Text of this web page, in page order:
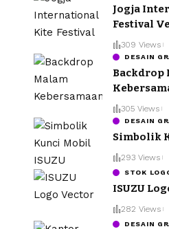
Jogja
Festival
309 Views
DESAIN
Backdrop
305 Views
DESAIN
Simbolik
293 Views
STOK
ISUZU
282 Views
DESAIN